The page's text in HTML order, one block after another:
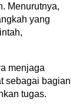
Menurutnya,
yang
menjaga
sebagai bagian
tugas.